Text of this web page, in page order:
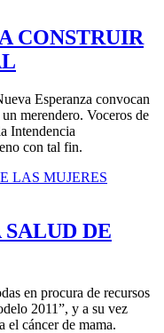
CONSTRUIR
Esperanza convocan
merendero. Voceros de
Intendencia
con tal fin.
DE
en procura de recursos
2011”, y a su vez
el cáncer de mama.